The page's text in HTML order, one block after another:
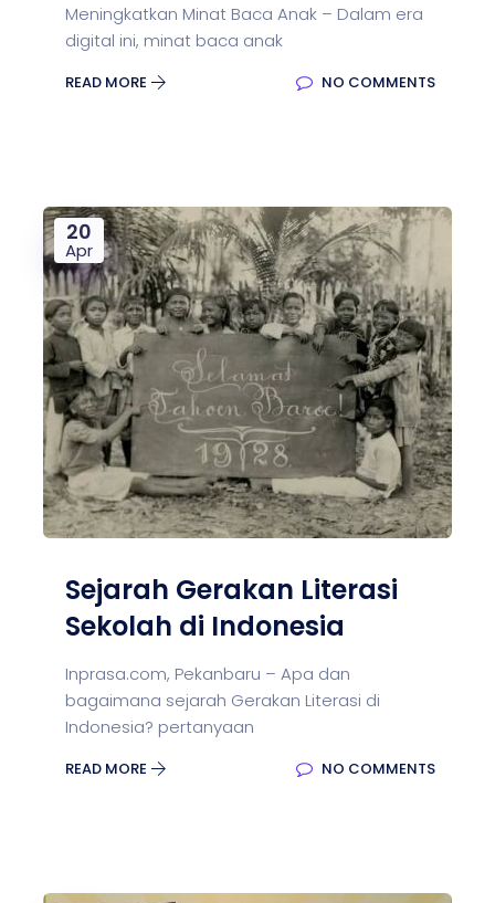
Meningkatkan Minat Baca Anak – Dalam era
digital ini, minat baca anak
READ MORE NO COMMENTS
20
Apr
Sejarah Gerakan Literasi
Sekolah di Indonesia
Inprasa.com, Pekanbaru – Apa dan
bagaimana sejarah Gerakan Literasi di
Indonesia? pertanyaan
READ MORE NO COMMENTS